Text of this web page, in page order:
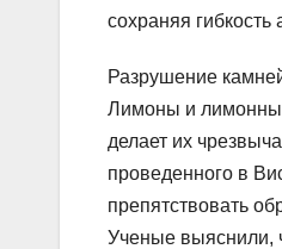
сохраняя гибкость
Разрушение
Лимоны и
делает их
проведенного в
препятствовать
Ученые выяснили,